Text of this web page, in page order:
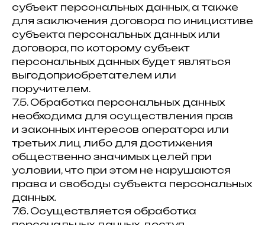
субъект персональных данных, а также
для заключения договора по инициативе
субъекта персональных данных или
договора, по которому субъект
персональных данных будет являться
выгодоприобретателем или
поручителем.
7.5. Обработка персональных данных
необходима для осуществления прав
и законных интересов оператора или
третьих лиц либо для достижения
общественно значимых целей при
условии, что при этом не нарушаются
права и свободы субъекта персональных
данных.
7.6. Осуществляется обработка